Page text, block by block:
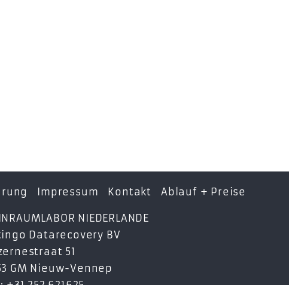
Impressum Kontakt Ablauf + Preise
NIEDERLANDE
Datarecovery BV
51
GM Nieuw-Vennep